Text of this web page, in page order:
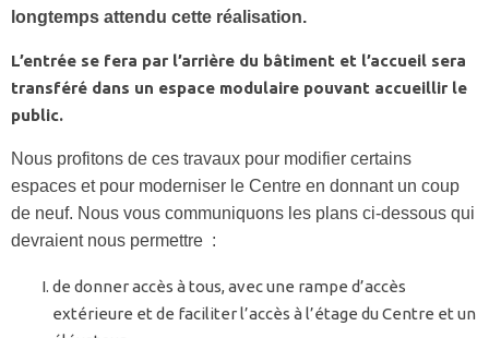
longtemps attendu cette réalisation.
L’entrée se fera par l’arrière du bâtiment et l’accueil sera
transféré dans un espace modulaire pouvant accueillir le
public.
Nous profitons de ces travaux pour modifier certains
espaces et pour moderniser le Centre en donnant un coup
de neuf. Nous vous communiquons les plans ci-dessous qui
devraient nous permettre :
de donner accès à tous, avec une rampe d’accès
extérieure et de faciliter l’accès à l’étage du Centre et un